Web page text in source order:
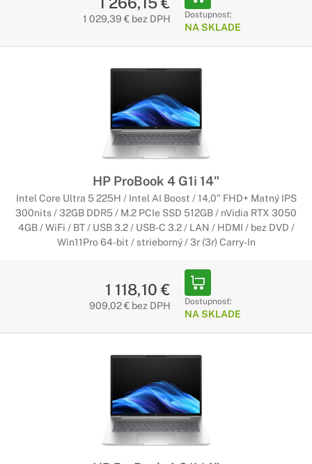
1 029,39 € bez DPH Dostupnosť:
NA SKLADE
HP ProBook 4 G1i 14"
Intel Core Ultra 5 225H / Intel AI Boost / 14,0" FHD+ Matný IPS
300nits / 32GB DDR5 / M.2 PCIe SSD 512GB / nVidia RTX 3050
4GB / WiFi / BT / USB 3.2 / USB-C 3.2 / LAN / HDMI / bez DVD /
Win11Pro 64-bit / strieborný / 3r (3r) Carry-In
1 118,10 €
909,02 € bez DPH Dostupnosť:
NA SKLADE